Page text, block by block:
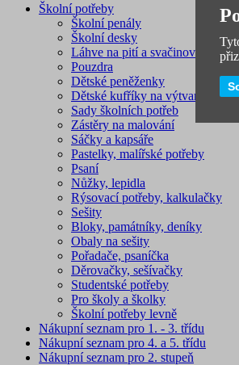
Školní potřeby
Školní penály
Školní desky
Láhve na pití a svačinové boxy
Pouzdra
Dětské peněženky
Dětské kufříky na výtvarnou
Sady školních potřeb
Zástěry na malování
Sáčky a kapsáře
Pastelky, malířské potřeby
Psaní
Nůžky, lepidla
Rýsovací potřeby, kalkulačky
Sešity
Bloky, památníky, deníky
Obaly na sešity
Pořadače, psaníčka
Děrovačky, sešívačky
Studentské potřeby
Pro školy a školky
Školní potřeby levně
Nákupní seznam pro 1. - 3. třídu
Nákupní seznam pro 4. a 5. třídu
Nákupní seznam pro 2. stupeň